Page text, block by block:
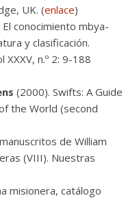
UK. (enlace)
conocimiento mbya-
y clasificación.
n.º 2: 9-188
(2000). Swifts: A Guide
the World (second
de William
(VIII). Nuestras
misionera, catálogo